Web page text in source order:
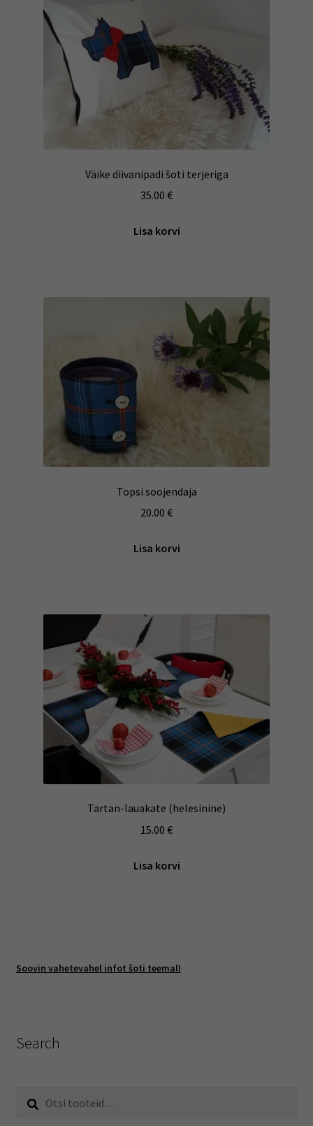
Väike diivanipadi šoti terjeriga
35.00 €
Lisa korvi
Topsi soojendaja
20.00 €
Lisa korvi
Tartan-lauakate (helesinine)
15.00 €
Lisa korvi
Soovin vahetevahel infot šoti teemal!
Search
Otsi:
Otsi